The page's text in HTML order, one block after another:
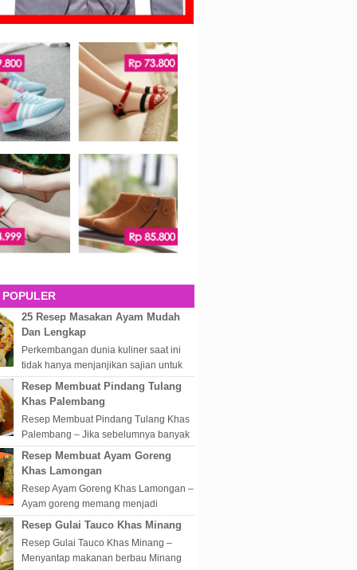
25 Resep Masakan Ayam Mudah
Dan Lengkap
Perkembangan dunia kuliner saat ini
tidak hanya menjanjikan sajian untuk
disantap nikmat sekali hap. Akan tetapi
lebih dari itu dunia kuline...
Resep Membuat Pindang Tulang
Khas Palembang
Resep Membuat Pindang Tulang Khas
Palembang – Jika sebelumnya banyak
masakan Palembang yang berbau
olahan laut, maka kali kita akan
Resep Membuat Ayam Goreng
Khas Lamongan
Resep Ayam Goreng Khas Lamongan –
Ayam goreng memang menjadi
makanan spesial di Indonesia.
Walaupun sederhana, mengingat
proses pembuatanny...
Resep Gulai Tauco Khas Minang
Resep Gulai Tauco Khas Minang –
Menyantap makanan berbau Minang